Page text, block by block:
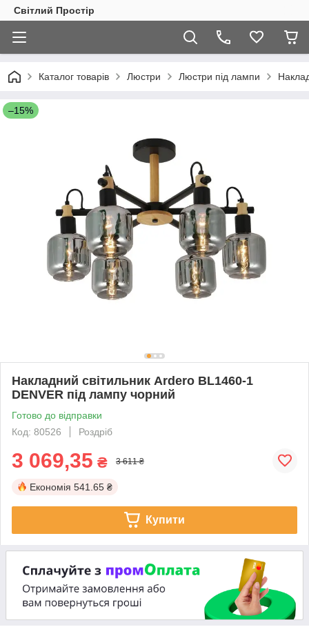
Світлий Простір
Каталог товарів Люстри Люстри під лампи
–15%
Накладний світильник Ardero BL1460-1
DENVER під лампу чорний
Готово до відправки
Код: 80526
Роздріб
3 069,35 ₴ 3 611 ₴
Економія 541.65 ₴
Купити